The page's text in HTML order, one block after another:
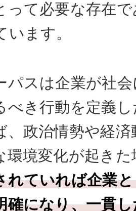
って必要な存在
ます。
パスは企業が社
べき行動を定義
、政治情勢や経
環境変化が起き
れていれば企業
確になり、一貫